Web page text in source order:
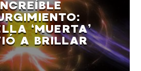
‘MUERTA’
A BRILLAR